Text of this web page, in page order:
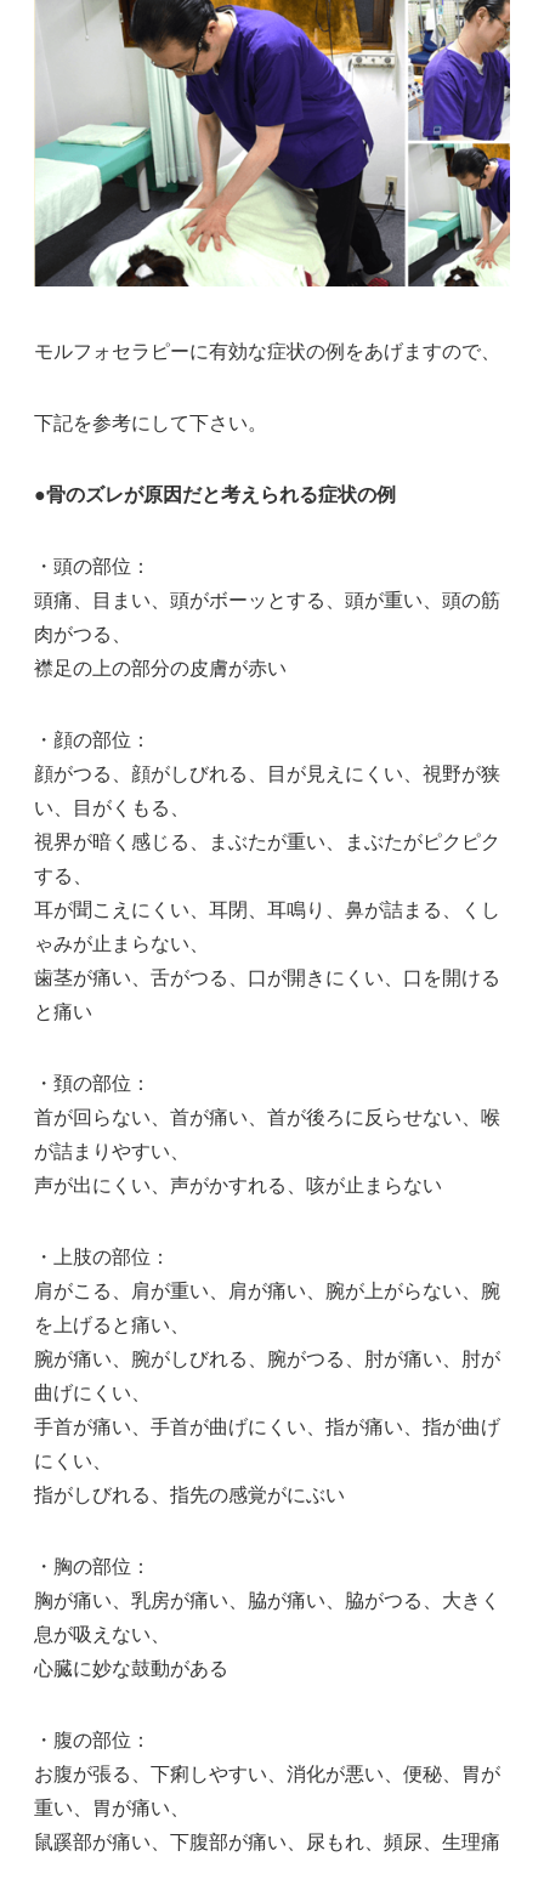
モルフォセラピーに有効な症状の例をあげますので、
下記を参考にして下さい。
●骨のズレが原因だと考えられる症状の例
・頭の部位：
頭痛、目まい、頭がボーッとする、頭が重い、頭の筋
肉がつる、
襟足の上の部分の皮膚が赤い
・顔の部位：
顔がつる、顔がしびれる、目が見えにくい、視野が狭
い、目がくもる、
視界が暗く感じる、まぶたが重い、まぶたがピクピク
する、
耳が聞こえにくい、耳閉、耳鳴り、鼻が詰まる、くし
ゃみが止まらない、
歯茎が痛い、舌がつる、口が開きにくい、口を開ける
と痛い
・頚の部位：
首が回らない、首が痛い、首が後ろに反らせない、喉
が詰まりやすい、
声が出にくい、声がかすれる、咳が止まらない
・上肢の部位：
肩がこる、肩が重い、肩が痛い、腕が上がらない、腕
を上げると痛い、
腕が痛い、腕がしびれる、腕がつる、肘が痛い、肘が
曲げにくい、
手首が痛い、手首が曲げにくい、指が痛い、指が曲げ
にくい、
指がしびれる、指先の感覚がにぶい
・胸の部位：
胸が痛い、乳房が痛い、脇が痛い、脇がつる、大きく
息が吸えない、
心臓に妙な鼓動がある
・腹の部位：
お腹が張る、下痢しやすい、消化が悪い、便秘、胃が
重い、胃が痛い、
鼠蹊部が痛い、下腹部が痛い、尿もれ、頻尿、生理痛